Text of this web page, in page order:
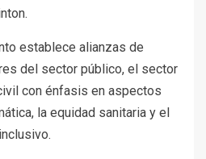
establece alianzas de
del sector público, el sector
con énfasis en aspectos
la equidad sanitaria y el